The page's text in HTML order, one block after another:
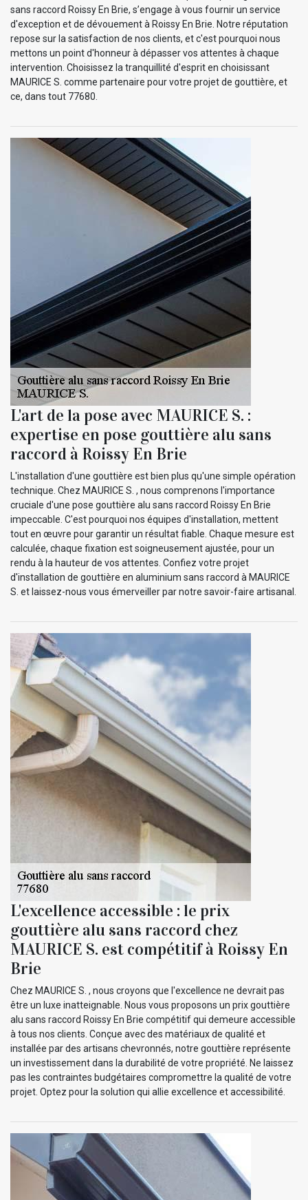
sans raccord Roissy En Brie, s’engage à vous fournir un service
d'exception et de dévouement à Roissy En Brie. Notre réputation
repose sur la satisfaction de nos clients, et c'est pourquoi nous
mettons un point d'honneur à dépasser vos attentes à chaque
intervention. Choisissez la tranquillité d'esprit en choisissant
MAURICE S. comme partenaire pour votre projet de gouttière, et
ce, dans tout 77680.
L'art de la pose avec MAURICE S. :
expertise en pose gouttière alu sans
raccord à Roissy En Brie
L'installation d'une gouttière est bien plus qu'une simple opération
technique. Chez MAURICE S. , nous comprenons l'importance
cruciale d'une pose gouttière alu sans raccord Roissy En Brie
impeccable. C'est pourquoi nos équipes d'installation, mettent
tout en œuvre pour garantir un résultat fiable. Chaque mesure est
calculée, chaque fixation est soigneusement ajustée, pour un
rendu à la hauteur de vos attentes. Confiez votre projet
d'installation de gouttière en aluminium sans raccord à MAURICE
S. et laissez-nous vous émerveiller par notre savoir-faire artisanal.
L'excellence accessible : le prix
gouttière alu sans raccord chez
MAURICE S. est compétitif à Roissy En
Brie
Chez MAURICE S. , nous croyons que l'excellence ne devrait pas
être un luxe inatteignable. Nous vous proposons un prix gouttière
alu sans raccord Roissy En Brie compétitif qui demeure accessible
à tous nos clients. Conçue avec des matériaux de qualité et
installée par des artisans chevronnés, notre gouttière représente
un investissement dans la durabilité de votre propriété. Ne laissez
pas les contraintes budgétaires compromettre la qualité de votre
projet. Optez pour la solution qui allie excellence et accessibilité.